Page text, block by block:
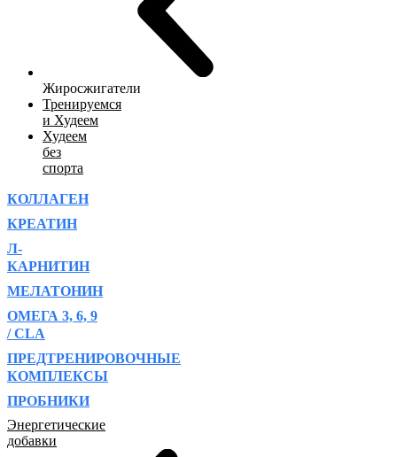
Жиросжигатели
Тренируемся
и Худеем
Худеем
без
спорта
КОЛЛАГЕН
КРЕАТИН
Л-
КАРНИТИН
МЕЛАТОНИН
ОМЕГА 3, 6, 9
/ CLA
ПРЕДТРЕНИРОВОЧНЫЕ
КОМПЛЕКСЫ
ПРОБНИКИ
Энергетические
добавки